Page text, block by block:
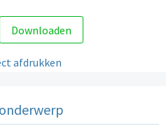
Downloaden
afdrukken